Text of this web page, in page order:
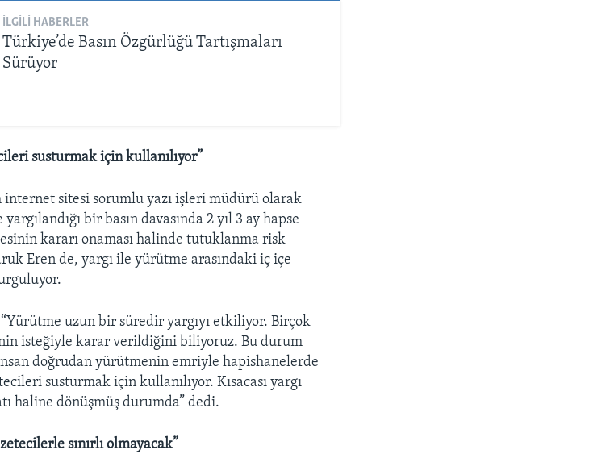
İLGILI HABERLER
Türkiye’de Basın Özgürlüğü Tartışmaları
Sürüyor
susturmak için kullanılıyor”
sitesi sorumlu yazı işleri müdürü olarak
bir basın davasında 2 yıl 3 ay hapse
kararı onaması halinde tutuklanma risk
Eren de, yargı ile yürütme arasındaki iç içe
uzun bir süredir yargıyı etkiliyor. Birçok
isteğiyle karar verildiğini biliyoruz. Bu durum
doğrudan yürütmenin emriyle hapishanelerde
susturmak için kullanılıyor. Kısacası yargı
haline dönüşmüş durumda” dedi.
sınırlı olmayacak”